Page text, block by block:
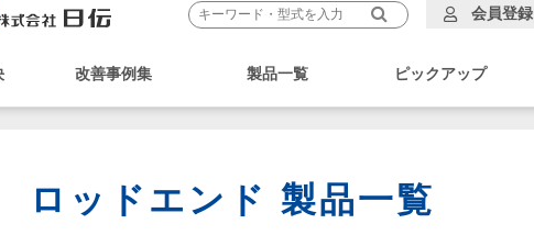
改善事例集 製品一覧 ピックアップ
会員登録
ロッドエンド 製品一覧